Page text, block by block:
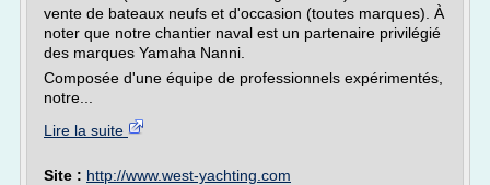
vente de bateaux neufs et d'occasion (toutes marques). À
noter que notre chantier naval est un partenaire privilégié
des marques Yamaha Nanni.
Composée d'une équipe de professionnels expérimentés,
notre...
Lire la suite
Site : http://www.west-yachting.com